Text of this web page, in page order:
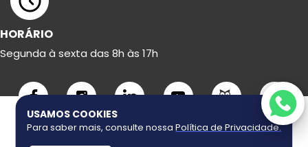
USAMOS COOKIES
Para saber mais, consulte nossaPolítica de Privacidade.
HORÁRIO
Segunda à sexta das 8h às 17h
Copyright ©2026Uno Grife. Todos os direitos reservados.